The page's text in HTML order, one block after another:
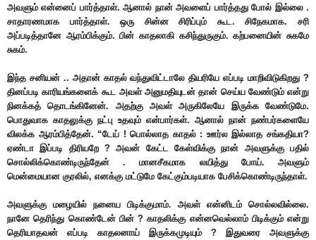
அவளும் என்னைப் பார்த்தாள். ஆனால் நான் அவளைப் பார்த்தது போல் இல்லை .
சாதாரணமாக பார்த்தாள். ஒரு சின்ன சிரிப்பும் கூட. சிநேகமாக. சரி
அப்படித்தானே ஆரம்பிக்கும். பின் காதலாகி கசிந்துருகும். கற்பனையின் சுகமே
சுகம்.
இந்த சனியன் .. அதான் காதல் வந்துவிட்டாலே தியரியே எப்படி மாறிவிடுகிறது ?
தினப்படி காரியங்களைக் கூட அவள் அனுமதியுடன் தான் செய்ய வேண்டும் என்று
நினக்கத் தொடங்கினேன். அதற்கு அவள் அருகிலேயே இருக்க வேண்டுமே.
பொதுவாக காதலுக்கு நட்பு உதவும் என்பார்கள். ஆனால் நான் நண்பர்களையே
விலக்க ஆரம்பித்தேன். “டேய் ! பொல்லாத காதல் : ஊர்ல இல்லாத சங்கதியா?
ஏண்டா இப்படி திரியறே ? அவன் கேட்ட கேள்விக்கு நான் அவளுக்கு பதில்
சொல்லிக்கொண்டிருந்தேன் . மானசீகமாக லயித்து போய். அவளும்
மென்மையான குரலில், எனக்கு மட்டுமே கேட்கும்படியாக பேசிக்கொண்டிருந்தாள்.
அவளுக்கு மழையில் நனைய பிடிக்குமாம். அவள் என்னிடம் சொல்லவில்லை.
நானே தெரிந்து கொண்டேன் பின் ? காதலிக்கு என்னவெல்லாம் பிடிக்கும் என்று
தெரியாதவன் எப்படி காதலனாய் இருக்கமுடியும் ? இதுவரை அவளுக்கு